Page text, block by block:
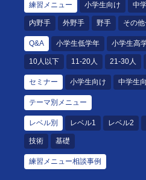
練習メニュー 小学生向け 中
内野手 外野手 野手 その
Q&A 小学生低学年 小学生高
10人以下 11-20人 21-30人
セミナー 小学生向け 中学生
テーマ別メニュー
レベル別 レベル1 レベル2
技術 基礎
練習メニュー相談事例